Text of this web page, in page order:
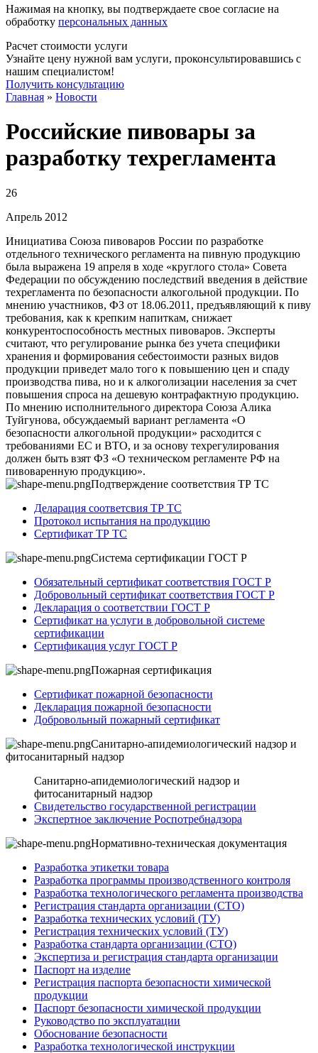
Нажимая на кнопку, вы подтверждаете свое согласие на
обработку персональных данных
Расчет стоимости услуги
Узнайте цену нужной вам услуги, проконсультировавшись с
нашим специалистом!
Получить консультацию
Главная » Новости
Российские пивовары за
разработку техрегламента
26
Апрель 2012
Инициатива Союза пивоваров России по разработке
отдельного технического регламента на пивную продукцию
была выражена 19 апреля в ходе «круглого стола» Совета
Федерации по обсуждению последствий введения в действие
техрегламента по безопасности алкогольной продукции. По
мнению участников, ФЗ от 18.06.2011, предъявляющий к пиву
требования, как к крепким напиткам, снижает
конкурентоспособность местных пивоваров. Эксперты
считают, что регулирование рынка без учета специфики
хранения и формирования себестоимости разных видов
продукции приведет мало того к повышению цен и спаду
производства пива, но и к алкоголизации населения за счет
повышения спроса на дешевую контрафактную продукцию.
По мнению исполнительного директора Союза Алика
Туйгунова, обсуждаемый вариант регламента «О
безопасности алкогольной продукции» расходится с
требованиями ЕС и ВТО, и за основу техрегулирования
должен быть взят ФЗ «О техническом регламенте РФ на
пивоваренную продукцию».
Подтверждение соответствия ТР ТС
Деларация соответсвия ТР ТС
Протокол испытания на продукцию
Сертификат ТР ТС
Система сертификации ГОСТ Р
Обязательный сертификат соответствия ГОСТ Р
Добровольный сертификат соответствия ГОСТ Р
Декларация о соответствии ГОСТ Р
Сертификат на услуги в добровольной системе
сертификации
Сертификация услуг ГОСТ Р
Пожарная сертификация
Сертификат пожарной безопасности
Декларация пожарной безопасности
Добровольный пожарный сертификат
Санитарно-апидемиологический надзор и
фитосанитарный надзор
Санитарно-апидемиологический надзор и
фитосанитарный надзор
Свидетельство государственной регистрации
Экспертное заключение Роспотребнадзора
Нормативно-техническая документация
Разработка этикетки товара
Разработка программы производственного контроля
Разработка технологического регламента производства
Регистрация стандарта организации (СТО)
Разработка технических условий (ТУ)
Регистрация технических условий (ТУ)
Разработка стандарта организации (СТО)
Экспертиза и регистрация стандарта организации
Паспорт на изделие
Регистрация паспорта безопасности химической
продукции
Паспорт безопасности химической продукции
Руководство по эксплуатации
Обоснование безопасности
Разработка технологической инструкции